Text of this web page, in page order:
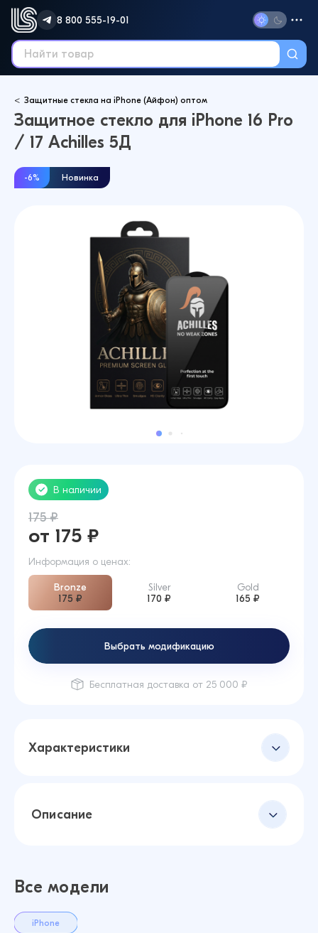
8 800 555-19-01
Защитные стекла на iPhone (Айфон) оптом
Защитное стекло для iPhone 16 Pro
/ 17 Achilles 5Д
-6% Новинка
Характеристики
В наличии
175 ₽
от 175 ₽
Информация о ценах:
Bronze
175 ₽
Silver
170 ₽
Gold
165 ₽
Выбрать модификацию
Бесплатная доставка от 25 000 ₽
Описание
Все модели
iPhone